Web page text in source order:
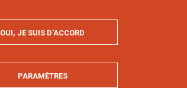
OUI, JE SUIS D'ACCORD
MASQUER
PARAMÈTRES